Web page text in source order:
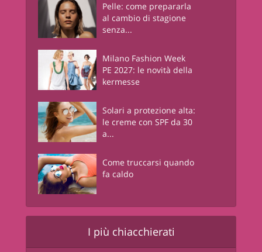
Pelle: come prepararla
al cambio di stagione
senza...
Milano Fashion Week
PE 2027: le novità della
kermesse
Solari a protezione alta:
le creme con SPF da 30
a...
Come truccarsi quando
fa caldo
I più chiacchierati